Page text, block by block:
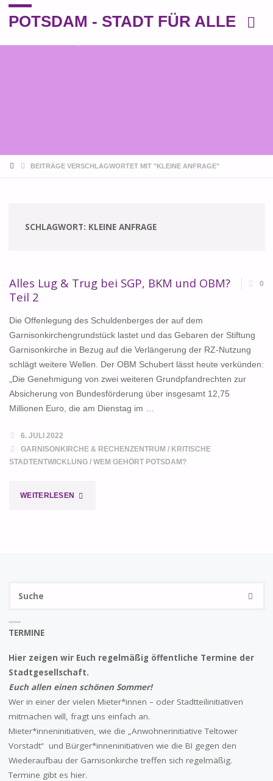
POTSDAM - STADT FÜR ALLE
STARTBEITRÄGE VERSCHLAGWORTET MIT "KLEINE ANFRAGE"
SCHLAGWORT: KLEINE ANFRAGE
Alles Lug & Trug bei SGP, BKM und OBM?
Teil 2
0
Die Offenlegung des Schuldenberges der auf dem
Garnisonkirchengrundstück lastet und das Gebaren der Stiftung
Garnisonkirche in Bezug auf die Verlängerung der RZ-Nutzung
schlägt weitere Wellen. Der OBM Schubert lässt heute verkünden:
„Die Genehmigung von zwei weiteren Grundpfandrechten zur
Absicherung von Bundesförderung über insgesamt 12,75
Millionen Euro, die am Dienstag im …
6. JULI 2022
GARNISONKIRCHE & RECHENZENTRUM / KRITISCHE
STADTENTWICKLUNG/ WEM GEHÖRT POTSDAM?
WEITERLESEN "ALLES
OBM?
TEIL
SUCHE
TERMINE
Hier zeigen wir Euch regelmäßig öffentliche Termine der
Stadtgesellschaft.
Euch allen einen schönen Sommer!
Wer in einer der vielen Mieter*innen – oder Stadtteilinitiativen
mitmachen will, fragt uns einfach an.
Mieter*inneninitiativen, wie die „Anwohnerinitiative Teltower
Vorstadt“ und Bürger*inneninitiativen wie die BI gegen den
Wiederaufbau der Garnisonkirche treffen sich regelmäßig.
Termine gibt es hier.